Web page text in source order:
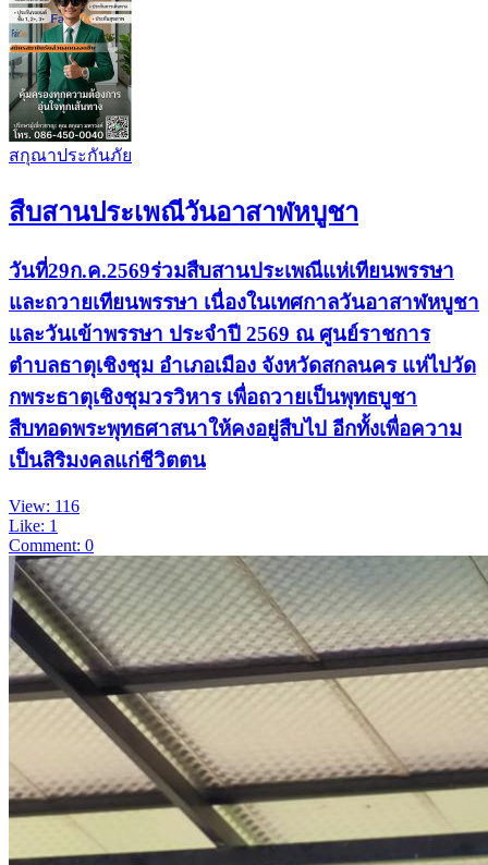
สกุณาประกันภัย
สืบสานประเพณีวันอาสาฬหบูชา
วันที่29ก.ค.2569ร่วมสืบสานประเพณีแห่เทียนพรรษา
และถวายเทียนพรรษา เนื่องในเทศกาลวันอาสาฬหบูชา
และวันเข้าพรรษา ประจำปี 2569 ณ ศูนย์ราชการ
ตำบลธาตุเชิงชุม อำเภอเมือง จังหวัดสกลนคร แห่ไปวัด
กพระธาตุเชิงชุมวรวิหาร เพื่อถวายเป็นพุทธบูชา
สืบทอดพระพุทธศาสนาให้คงอยู่สืบไป อีกทั้งเพื่อความ
เป็นสิริมงคลแก่ชีวิตตน
View: 116
Like: 1
Comment: 0